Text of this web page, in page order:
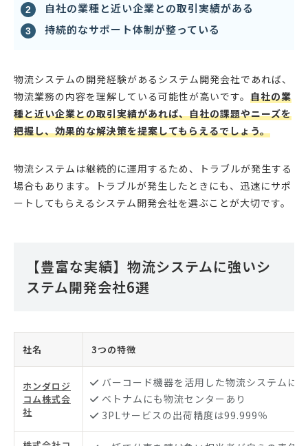
自社の業種と近い企業との取引実績がある
持続的なサポート体制が整っている
物流システムの開発経験があるシステム開発会社であれば、
物流業務の内容を理解している可能性が高いです。 自社の業
種と近い企業との取引実績があれば、自社の課題やニーズを
把握し、効果的な解決策を提案してもらえるでしょう。
物流システムは継続的に運用するため、トラブルが発生する
場合もあります。トラブルが発生したときにも、迅速にサポ
ートしてもらえるシステム開発会社を選ぶことが大切です。
【豊富な実績】物流システムに強いシ
ステム開発会社6選
社名 3つの特徴
ホンダロジ
コム株式会
社
バーコード機器を活用した物流システムに
ベトナムにも物流センターあり
3PLサービスの出荷精度は99.999％